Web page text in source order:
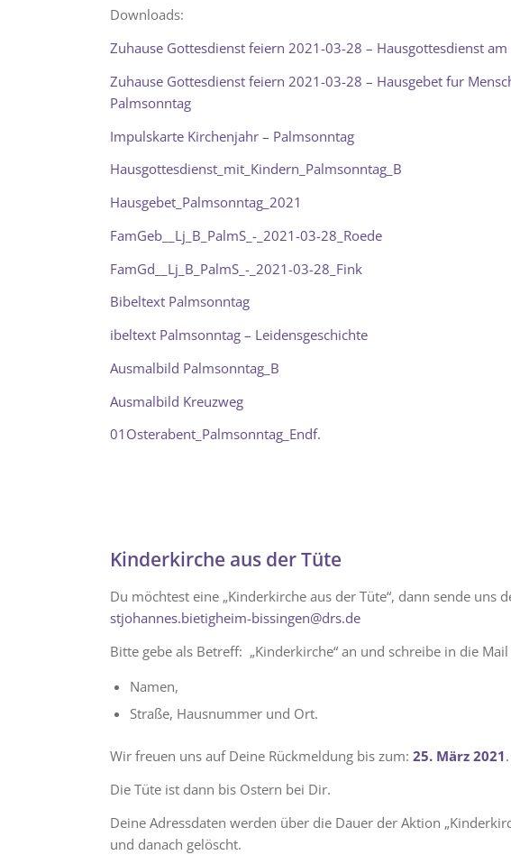
Downloads:
Zuhause Gottesdienst feiern 2021-03-28 – Hausgottesdienst
Zuhause Gottesdienst feiern 2021-03-28 – Hausgebet fur
Palmsonntag
Impulskarte Kirchenjahr – Palmsonntag
Hausgottesdienst_mit_Kindern_Palmsonntag_B
Hausgebet_Palmsonntag_2021
FamGeb__Lj_B_PalmS_-_2021-03-28_Roede
FamGd__Lj_B_PalmS_-_2021-03-28_Fink
Bibeltext Palmsonntag
ibeltext Palmsonntag – Leidensgeschichte
Ausmalbild Palmsonntag_B
Ausmalbild Kreuzweg
01Osterabent_Palmsonntag_Endf.
Kinderkirche aus der Tüte
Du möchtest eine „Kinderkirche aus der Tüte“, dann sende uns
stjohannes.bietigheim-bissingen@drs.de
Bitte gebe als Betreff: „Kinderkirche“ an und schreibe in die
Namen,
Straße, Hausnummer und Ort.
Wir freuen uns auf Deine Rückmeldung bis zum: 25. März 2021.
Die Tüte ist dann bis Ostern bei Dir.
Deine Adressdaten werden über die Dauer der Aktion
und danach gelöscht.